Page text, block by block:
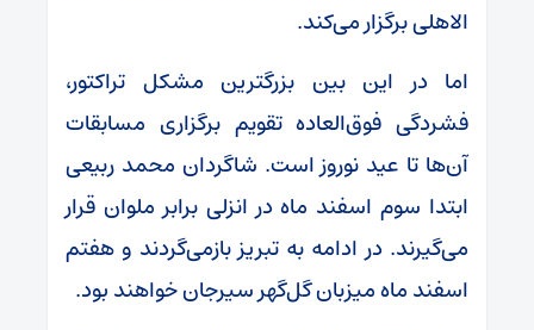
الاهلی برگزار می‌کند.
اما در این بین بزرگترین مشکل تراکتور،
فشردگی فوق‌العاده تقویم برگزاری مسابقات
‌آن‌ها تا عید نوروز است. شاگردان محمد ربیعی
ابتدا سوم اسفند ماه در انزلی برابر ملوان قرار
می‌گیرند. در ادامه به تبریز بازمی‌گردند و هفتم
اسفند ماه میزبان گل‌گهر سیرجان خواهند بود.